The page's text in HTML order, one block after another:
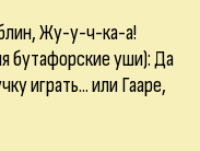
Жу-у-ч-ка-а!
бутафорские уши): Да
играть... или Гааре,